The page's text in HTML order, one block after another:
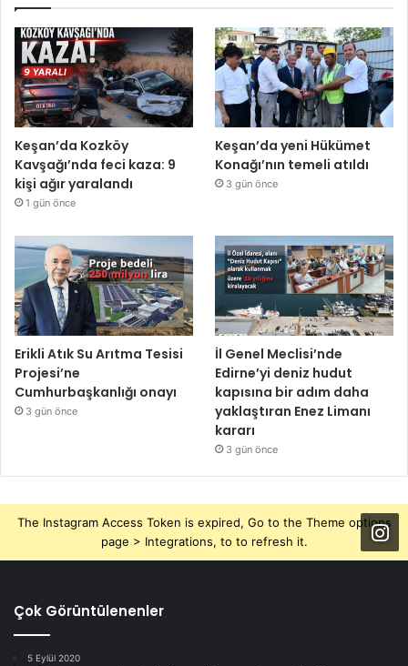
Keşan’da Kozköy
Kavşağı’nda feci kaza: 9
kişi ağır yaralandı
1 gün önce
Keşan’da yeni Hükümet
Konağı’nın temeli atıldı
3 gün önce
Erikli Atık Su Arıtma Tesisi
Projesi’ne
Cumhurbaşkanlığı onayı
3 gün önce
İl Genel Meclisi’nde
Edirne’yi deniz hudut
kapısına bir adım daha
yaklaştıran Enez Limanı
kararı
3 gün önce
The Instagram Access Token is expired, Go to the Theme options
page > Integrations, to to refresh it.
Çok Görüntülenenler
5 Eylül 2020